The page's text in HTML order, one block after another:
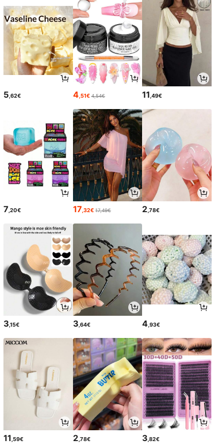
5 ,62€ 4 ,51€ 4,54€ 11 ,49€
7,20€ 17,32€ 17,49€ 2,78€
3,15€ 3,64€ 4,93€
11,59€ 2,78€ 3,82€